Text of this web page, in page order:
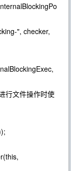
", checker,
行文件操作时使